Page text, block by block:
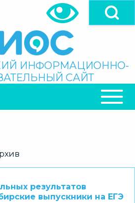
ИНФОРМАЦИОННО-
САЙТ
результатов
выпускники на ЕГЭ